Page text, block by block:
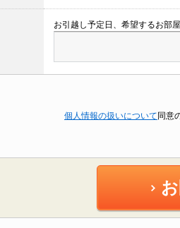
お引越し予定日、希望するお部
個人情報の扱いについて 同意